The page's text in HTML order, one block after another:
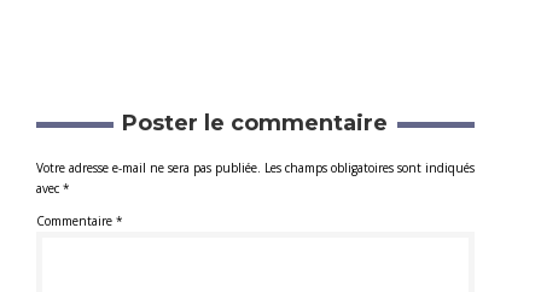
Poster le commentaire
Votre adresse e-mail ne sera pas publiée. Les champs obligatoires sont indiqués
avec *
Commentaire *